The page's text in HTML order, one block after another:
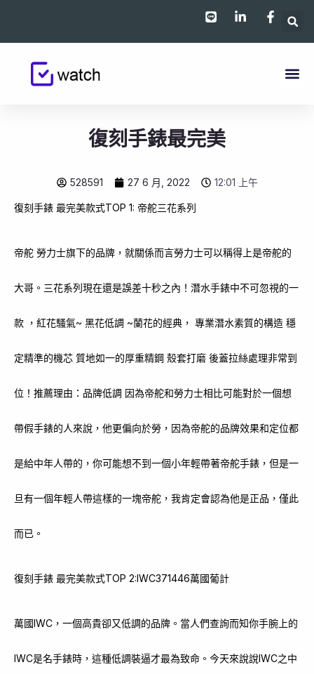
復刻手錶最完美
528591 27 6 月, 2022 12:01 上午
復刻手錶 最完美款式TOP 1: 帝舵三花系列
帝舵 勞力士旗下的品牌，就關係而言勞力士可以稱得上是帝舵的
大哥。三花系列現在還是誤差十秒之內！潛水手錶中不可忽視的一
款 ，紅花騷氣~ 黑花低調 ~蘭花的經典， 專業潛水素質的構造 穩
定精準的機芯 質地如一的厚重精鋼 殼套打磨 後蓋拉絲處理非常到
位！推薦理由：品牌低調 因為帝舵和勞力士相比可能對於一個想
帶假手錶的人來說，他更偏向於勞，因為帝舵的品牌效果和定位都
是給中年人帶的，你可能想不到一個小年輕帶著帝舵手錶，但是一
旦有一個年輕人帶這樣的一塊帝舵，我肯定會認為他是正品，僅此
而已。
復刻手錶 最完美款式TOP 2:IWC371446萬國葡計
萬國IWC，一個高貴卻又低調的品牌。當人們查詢而知你手腕上的
IWC是名手錶時，這種低調裝逼才最為致命。今天來說說IWC之中